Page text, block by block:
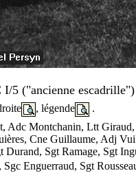
I/5 ("ancienne
, légende
.
Adc Montchanin, Ltt
Cne Guillaume, Adj
Durand, Sgt Ramage, Sgt
Sgc Enguerraud, Sgt